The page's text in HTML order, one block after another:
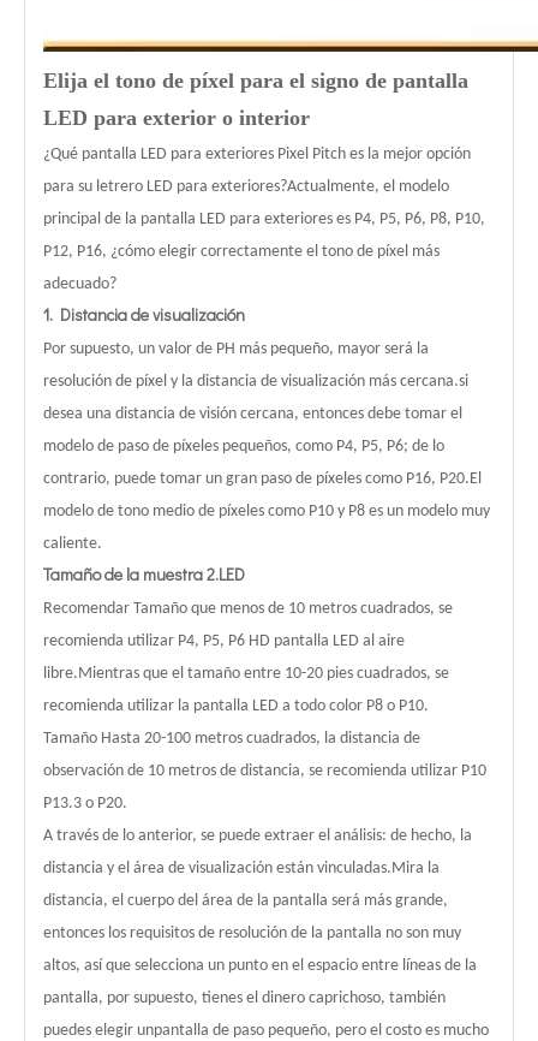
Elija el tono de píxel para el signo de pantalla
LED para exterior o interior
¿Qué pantalla LED para exteriores Pixel Pitch es la mejor opción
para su letrero LED para exteriores?Actualmente, el modelo
principal de la pantalla LED para exteriores es P4, P5, P6, P8, P10,
P12, P16, ¿cómo elegir correctamente el tono de píxel más
adecuado?
1. Distancia de visualización
Por supuesto, un valor de PH más pequeño, mayor será la
resolución de píxel y la distancia de visualización más cercana.si
desea una distancia de visión cercana, entonces debe tomar el
modelo de paso de píxeles pequeños, como P4, P5, P6; de lo
contrario, puede tomar un gran paso de píxeles como P16, P20.El
modelo de tono medio de píxeles como P10 y P8 es un modelo muy
caliente.
Tamaño de la muestra 2.LED
Recomendar Tamaño que menos de 10 metros cuadrados, se
recomienda utilizar P4, P5, P6 HD pantalla LED al aire
libre.Mientras que el tamaño entre 10-20 pies cuadrados, se
recomienda utilizar la pantalla LED a todo color P8 o P10.
Tamaño Hasta 20-100 metros cuadrados, la distancia de
observación de 10 metros de distancia, se recomienda utilizar P10
P13.3 o P20.
A través de lo anterior, se puede extraer el análisis: de hecho, la
distancia y el área de visualización están vinculadas.Mira la
distancia, el cuerpo del área de la pantalla será más grande,
entonces los requisitos de resolución de la pantalla no son muy
altos, así que selecciona un punto en el espacio entre líneas de la
pantalla, por supuesto, tienes el dinero caprichoso, también
puedes elegir unpantalla de paso pequeño, pero el costo es mucho